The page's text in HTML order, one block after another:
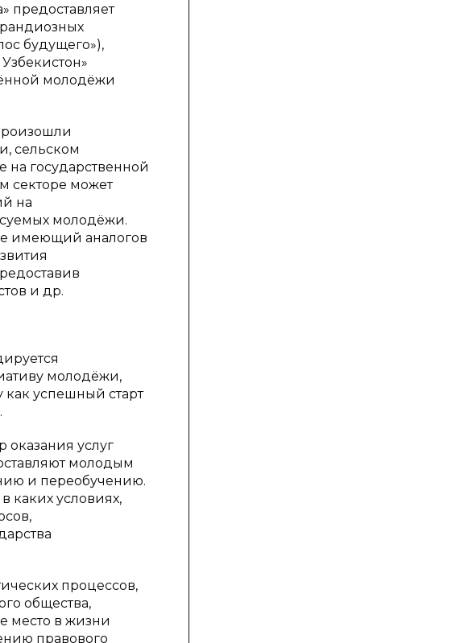
предоставляет
будущего»),
молодёжи
сельском
на государственной
секторе может
на
молодёжи.
имеющий аналогов
и др.
молодёжи,
успешный старт
оказания услуг
молодым
и переобучению.
каких условиях,
процессов,
общества,
место в жизни
правового